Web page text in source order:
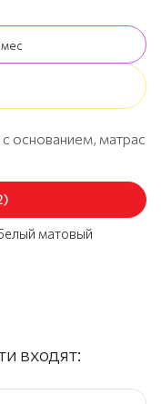
основанием, матрас
)
матовый
входят: